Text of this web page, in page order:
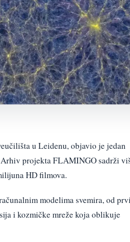
u Leidenu, objavio je jedan
projekta FLAMINGO sadrži
HD filmova.
modelima svemira, od
i kozmičke mreže koja oblikuje